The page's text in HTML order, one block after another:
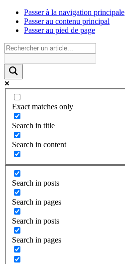
Passer à la navigation principale
Passer au contenu principal
Passer au pied de page
Exact matches only
Search in title
Search in content
Search in posts
Search in pages
Search in posts
Search in pages